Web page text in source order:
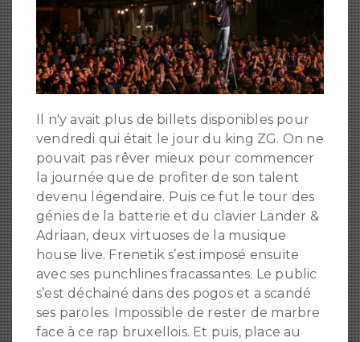
Il n'y avait plus de billets disponibles pour
vendredi qui était le jour du king ZG. On ne
pouvait pas rêver mieux pour commencer
la journée que de profiter de son talent
devenu légendaire. Puis ce fut le tour des
génies de la batterie et du clavier Lander &
Adriaan, deux virtuoses de la musique
house live. Frenetik s’est imposé ensuite
avec ses punchlines fracassantes. Le public
s’est déchainé dans des pogos et a scandé
ses paroles. Impossible de rester de marbre
face à ce rap bruxellois. Et puis, place au